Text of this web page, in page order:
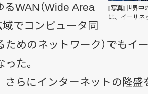
[写真] 世界中
は、イーサネ
るWAN（Wide Area
でコンピュータ同
ためのネットワーク）でもイ
た。
さらにインターネットの隆盛